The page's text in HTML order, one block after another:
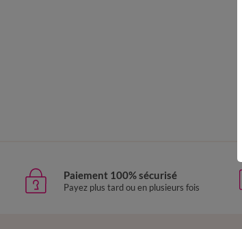
Paiement 100% sécurisé
Payez plus tard ou en plusieurs fois